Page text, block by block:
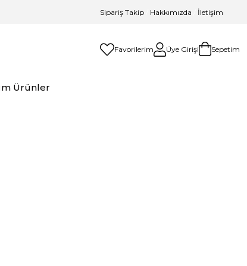
Sipariş Takip Hakkımızda İletişim
Favorilerim Üye Girişi Sepetim
Ürünler